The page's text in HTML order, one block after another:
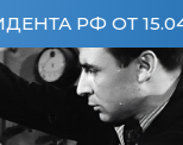
ОТ